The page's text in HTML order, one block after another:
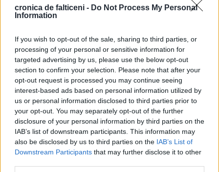
cronica de falticeni - Do Not Process My Personal
Information
If you wish to opt-out of the sale, sharing to third parties, or
processing of your personal or sensitive information for
targeted advertising by us, please use the below opt-out
section to confirm your selection. Please note that after your
opt-out request is processed you may continue seeing
interest-based ads based on personal information utilized by
us or personal information disclosed to third parties prior to
your opt-out. You may separately opt-out of the further
disclosure of your personal information by third parties on the
IAB’s list of downstream participants. This information may
also be disclosed by us to third parties on the IAB’s List of
Downstream Participants that may further disclose it to other
27.07.2026
Comuna Bogdănești finalizează
proiectul de reabilitare energetică
pentru Căminul Cultural Bogdănești
25.07.2026
Control desfășurat la un agent
economic din comuna Mălini.
Lemn confiscat și amendă de 3.000
de lei
RURAL